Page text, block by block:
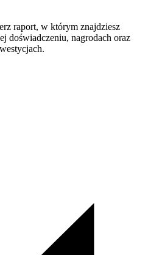
raport, w którym znajdziesz
doświadczeniu, nagrodach oraz